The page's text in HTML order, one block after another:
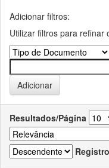
Adicionar filtros:
Utilizar filtros para refinar
Resultados/Página